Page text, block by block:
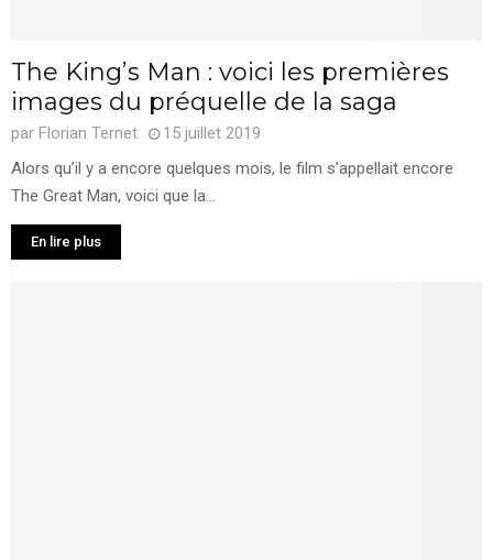
The King’s Man : voici les premières
images du préquelle de la saga
par Florian Ternet
15 juillet 2019
Alors qu’il y a encore quelques mois, le film s’appellait encore
The Great Man, voici que la...
En lire plus